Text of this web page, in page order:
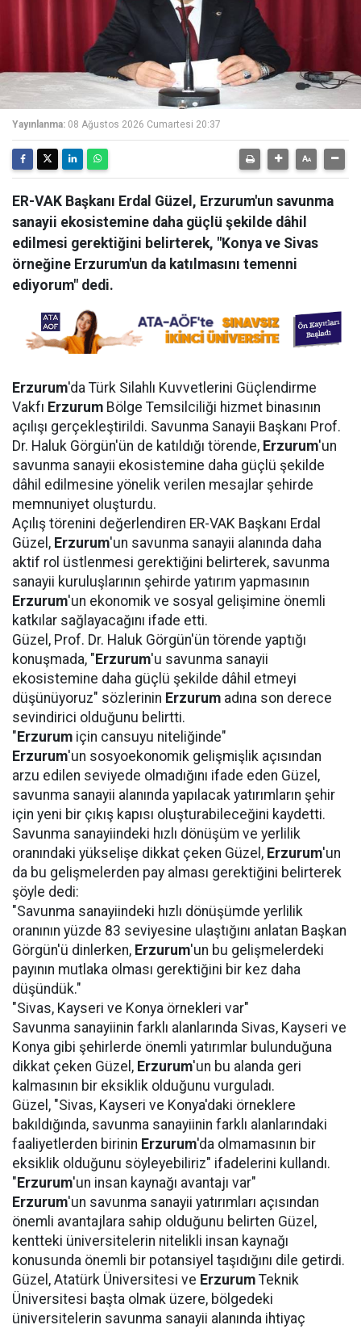
Yayınlanma: 08 Ağustos 2026 Cumartesi 20:37
ER-VAK Başkanı Erdal Güzel, Erzurum'un savunma
sanayii ekosistemine daha güçlü şekilde dâhil
edilmesi gerektiğini belirterek, "Konya ve Sivas
örneğine Erzurum'un da katılmasını temenni
ediyorum" dedi.
Erzurum'da Türk Silahlı Kuvvetlerini Güçlendirme
Vakfı Erzurum Bölge Temsilciliği hizmet binasının
açılışı gerçekleştirildi. Savunma Sanayii Başkanı Prof.
Dr. Haluk Görgün'ün de katıldığı törende, Erzurum'un
savunma sanayii ekosistemine daha güçlü şekilde
dâhil edilmesine yönelik verilen mesajlar şehirde
memnuniyet oluşturdu.
Açılış törenini değerlendiren ER-VAK Başkanı Erdal
Güzel, Erzurum'un savunma sanayii alanında daha
aktif rol üstlenmesi gerektiğini belirterek, savunma
sanayii kuruluşlarının şehirde yatırım yapmasının
Erzurum'un ekonomik ve sosyal gelişimine önemli
katkılar sağlayacağını ifade etti.
Güzel, Prof. Dr. Haluk Görgün'ün törende yaptığı
konuşmada, " Erzurum'u savunma sanayii
ekosistemine daha güçlü şekilde dâhil etmeyi
düşünüyoruz" sözlerinin Erzurum adına son derece
sevindirici olduğunu belirtti.
" Erzurum için cansuyu niteliğinde"
Erzurum'un sosyoekonomik gelişmişlik açısından
arzu edilen seviyede olmadığını ifade eden Güzel,
savunma sanayii alanında yapılacak yatırımların şehir
için yeni bir çıkış kapısı oluşturabileceğini kaydetti.
Savunma sanayiindeki hızlı dönüşüm ve yerlilik
oranındaki yükselişe dikkat çeken Güzel, Erzurum'un
da bu gelişmelerden pay alması gerektiğini belirterek
şöyle dedi:
"Savunma sanayiindeki hızlı dönüşümde yerlilik
oranının yüzde 83 seviyesine ulaştığını anlatan Başkan
Görgün'ü dinlerken, Erzurum'un bu gelişmelerdeki
payının mutlaka olması gerektiğini bir kez daha
düşündük."
"Sivas, Kayseri ve Konya örnekleri var"
Savunma sanayiinin farklı alanlarında Sivas, Kayseri ve
Konya gibi şehirlerde önemli yatırımlar bulunduğuna
dikkat çeken Güzel, Erzurum'un bu alanda geri
kalmasının bir eksiklik olduğunu vurguladı.
Güzel, "Sivas, Kayseri ve Konya'daki örneklere
bakıldığında, savunma sanayiinin farklı alanlarındaki
faaliyetlerden birinin Erzurum'da olmamasının bir
eksiklik olduğunu söyleyebiliriz" ifadelerini kullandı.
" Erzurum'un insan kaynağı avantajı var"
Erzurum'un savunma sanayii yatırımları açısından
önemli avantajlara sahip olduğunu belirten Güzel,
kentteki üniversitelerin nitelikli insan kaynağı
konusunda önemli bir potansiyel taşıdığını dile getirdi.
Güzel, Atatürk Üniversitesi ve Erzurum Teknik
Üniversitesi başta olmak üzere, bölgedeki
üniversitelerin savunma sanayii alanında ihtiyaç